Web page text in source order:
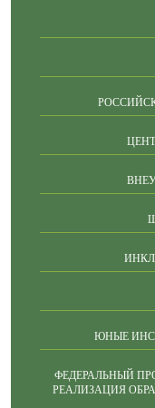
ЮНЫЕ
ФЕДЕРАЛЬНЫЙ
РЕАЛИЗАЦИЯ